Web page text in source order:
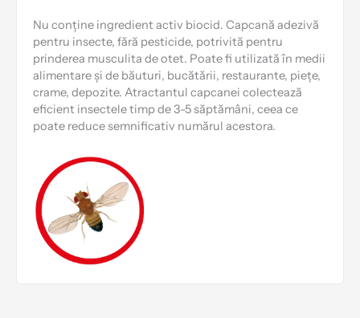
Nu conține ingredient activ biocid. Capcană adezivă
pentru insecte, fără pesticide, potrivită pentru
prinderea musculita de otet. Poate fi utilizată în medii
alimentare și de băuturi, bucătării, restaurante, piețe,
crame, depozite. Atractantul capcanei colectează
eficient insectele timp de 3-5 săptămâni, ceea ce
poate reduce semnificativ numărul acestora.